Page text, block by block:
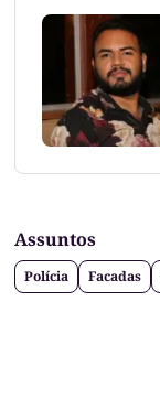
Assuntos
Polícia Facadas